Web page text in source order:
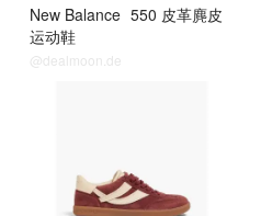
New Balance 550 皮革麂皮
运动鞋
@dealmoon.de